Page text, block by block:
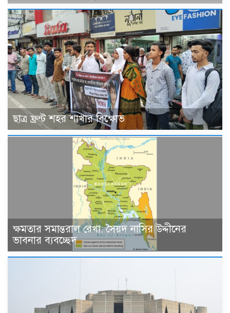
ছাত্র ফ্রন্ট শহর শাখার বিক্ষোভ
ক্ষমতার সমান্তরাল রেখা: সৈয়দ নাসির উদ্দীনের
ভাবনার ব্যবচ্ছেদ